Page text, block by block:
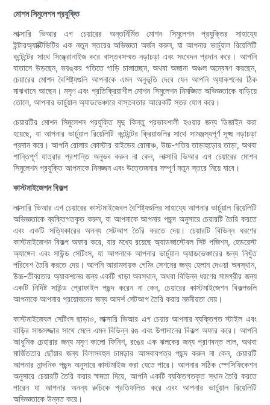
মোশন সিমুলেশন প্রযুক্তি
লাক্সারি ভিআর এগ চেয়ারের অন্তর্নির্মিত মোশন সিমুলেশন প্রযুক্তির সাহায্যে
ইন্টারঅ্যাক্টিভিটির এক নতুন স্তরের অভিজ্ঞতা অর্জন করুন, যা আপনার ভার্চুয়াল রিয়েলিটি
কন্টেন্টের সাথে সিঙ্ক্রোনাইজ করে বাস্তবসম্মত নড়াচড়া এবং সংবেদন প্রদান করে। আপনি
বাতাসে উড়ছেন, ভয়ঙ্কর গতিতে গাড়ি চালাচ্ছেন, অথবা অজানা অঞ্চল অন্বেষণ করছেন,
চেয়ারের মোশন বৈশিষ্ট্যগুলি আপনাকে এমন অনুভূতি দেবে যেন আপনি অ্যাকশনের ঠিক
মাঝখানে আছেন। মসৃণ এবং প্রতিক্রিয়াশীল মোশন সিমুলেশন নিমজ্জিত অভিজ্ঞতাকে বাড়িয়ে
তোলে, আপনার ভার্চুয়াল অ্যাডভেঞ্চারে বাস্তবতার আরেকটি স্তর যোগ করে।
চেয়ারটির মোশন সিমুলেশন প্রযুক্তি মৃদু কিন্তু প্রভাবশালী হওয়ার জন্য ডিজাইন করা
হয়েছে, যা আপনার ভার্চুয়াল রিয়েলিটি কন্টেন্টের ক্রিয়াগুলির সাথে সামঞ্জস্যপূর্ণ সূক্ষ্ম নড়াচড়া
প্রদান করে। আপনি রোলার কোস্টার রাইডের রোমাঞ্চ, উচ্চ-গতির তাড়াহুড়োর তাড়া, অথবা
শান্তিপূর্ণ যাত্রার প্রশান্তি অনুভব করুন না কেন, লাক্সারি ভিআর এগ চেয়ারের মোশন
সিমুলেশন প্রযুক্তি আপনাকে নিমজ্জন এবং উত্তেজনার সম্পূর্ণ নতুন স্তরে নিয়ে যাবে।
কাস্টমাইজেশন বিকল্প
লাক্সারি ভিআর এগ চেয়ারের কাস্টমাইজেবল বৈশিষ্ট্যগুলির সাহায্যে আপনার ভার্চুয়াল রিয়েলিটি
অভিজ্ঞতাকে ব্যক্তিগতকৃত করুন, যা আপনাকে আপনার পছন্দ অনুসারে চেয়ারটি তৈরি করতে
এবং একটি সত্যিকারের অনন্য সেটআপ তৈরি করতে দেয়। চেয়ারটি বিভিন্ন ধরণের
কাস্টমাইজেশন বিকল্প অফার করে, যার মধ্যে রয়েছে অ্যাডজাস্টেবল সিট পজিশন, হেডরেস্ট
অ্যাঙ্গেল এবং সাউন্ড সেটিংস, যা আপনাকে আপনার ভার্চুয়াল অ্যাডভেঞ্চারের জন্য নিখুঁত
পরিবেশ তৈরি করতে দেয়। আপনি আরামদায়ক গেমিং সেশনের জন্য হেলান দেওয়া অবস্থান,
উচ্চ-তীব্রতার অ্যাকশনের জন্য একটি খাড়া অবস্থান, অথবা বিভিন্ন ধরণের সামগ্রীর জন্য
একটি নির্দিষ্ট সাউন্ড প্রোফাইল পছন্দ করেন না কেন, চেয়ারের কাস্টমাইজেশন বিকল্পগুলি
আপনাকে আপনার প্রয়োজনের জন্য আদর্শ সেটআপ তৈরি করার নমনীয়তা দেয়।
কাস্টমাইজেবল সেটিংস ছাড়াও, লাক্সারি ভিআর এগ চেয়ার আপনার ব্যক্তিগত স্টাইল এবং
বাড়ির সাজসজ্জার সাথে মেলে এমন বিভিন্ন রঙ এবং উপাদানের বিকল্প অফার করে। আপনি
আধুনিক চেহারার জন্য মসৃণ কালো ফিনিশ, রঙের এক ঝলকের জন্য প্রাণবন্ত লাল, অথবা
মার্জিততার ছোঁয়ার জন্য বিলাসবহুল চামড়ার আসবাবপত্র পছন্দ করুন না কেন, চেয়ারটি
আপনার নান্দনিক পছন্দ অনুসারে কাস্টমাইজ করা যেতে পারে। আপনার সঠিক স্পেসিফিকেশন
অনুসারে চেয়ারটি তৈরি করার ক্ষমতা দিয়ে, আপনি একটি ব্যক্তিগতকৃত স্থান তৈরি করতে
পারেন যা আপনার অনন্য রুচিকে প্রতিফলিত করে এবং আপনার ভার্চুয়াল রিয়েলিটি
অভিজ্ঞতাকে উন্নত করে।